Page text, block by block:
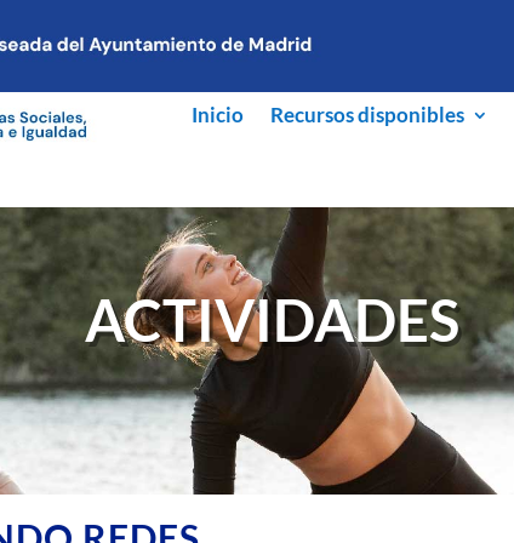
Inicio Recursos disponibles
ACTIVIDADES